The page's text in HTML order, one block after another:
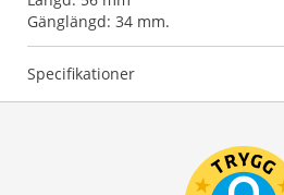
Gänglängd: 34 mm.
Specifikationer